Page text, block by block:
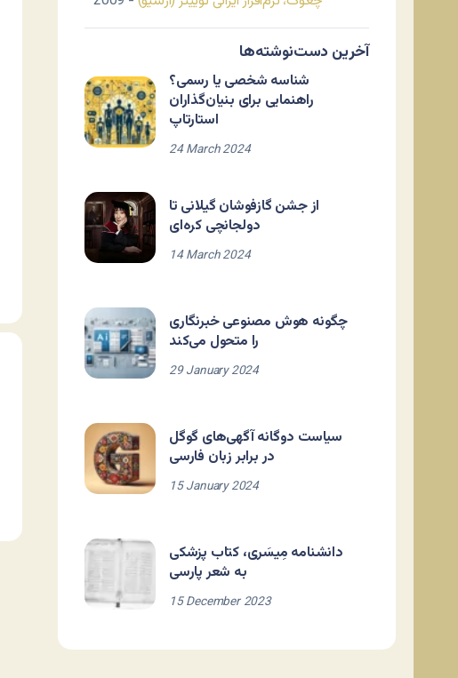
آخرین دست‌نوشته‌ها
شناسه شخصی یا رسمی؟
راهنمایی برای بنیان‌گذاران
استارتاپ
24 March 2024
از جشن گازفوشان گیلانی تا
دولجانچی کره‌ای
14 March 2024
چگونه هوش مصنوعی خبرنگاری
را متحول می‌کند
29 January 2024
سیاست دوگانه آگهی‌های گوگل
در برابر زبان فارسی
15 January 2024
دانشنامه مِیسَری، کتاب پزشکی
به شعر پارسی
15 December 2023